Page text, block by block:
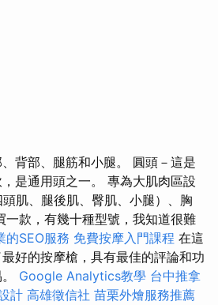
背部、腿筋和小腿。 圓頭－這是
是通用頭之一。 專為大肌肉區設
肌、腿後肌、臀肌、小腿）、胸
一款，有幾十種型號，我知道很難
的SEO服務 免費按摩入門課程 在這
好的按摩槍，具有最佳的評論和功
Google Analytics教學 台中推拿
計 高雄徵信社 苗栗外燴服務推薦